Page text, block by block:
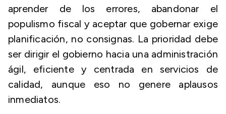
aprender de los errores, abandonar el
populismo fiscal y aceptar que gobernar exige
planificación, no consignas. La prioridad debe
ser dirigir el gobierno hacia una administración
ágil, eficiente y centrada en servicios de
calidad, aunque eso no genere aplausos
inmediatos.